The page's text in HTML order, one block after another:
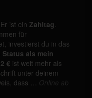
ist ein Zahltag.
für
investierst du in das
Status als mein
€ ist weit mehr als
unter deinem
dass … Online ab